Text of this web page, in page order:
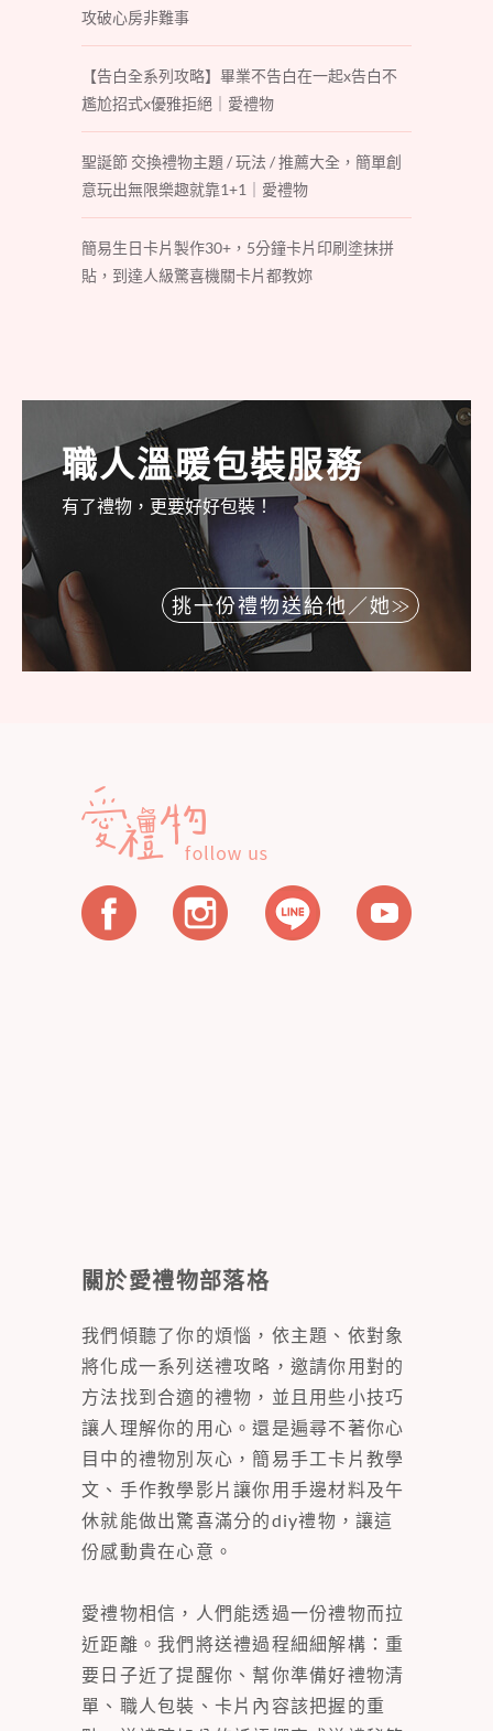
攻破心房非難事
【告白全系列攻略】畢業不告白在一起x告白不
尷尬招式x優雅拒絕｜愛禮物
聖誕節 交換禮物主題 / 玩法 / 推薦大全，簡單創
意玩出無限樂趣就靠1+1｜愛禮物
簡易生日卡片製作30+，5分鐘卡片印刷塗抹拼
貼，到達人級驚喜機關卡片都教妳
職人溫暖包裝服務
有了禮物，更要好好包裝！
挑一份禮物送給他／她
關於愛禮物部落格
我們傾聽了你的煩惱，依主題、依對象
將化成一系列送禮攻略，邀請你用對的
方法找到合適的禮物，並且用些小技巧
讓人理解你的用心。還是遍尋不著你心
目中的禮物別灰心，簡易手工卡片教學
文、手作教學影片讓你用手邊材料及午
休就能做出驚喜滿分的diy禮物，讓這
份感動貴在心意。
愛禮物相信，人們能透過一份禮物而拉
近距離。我們將送禮過程細細解構：重
要日子近了提醒你、幫你準備好禮物清
單、職人包裝、卡片內容該把握的重